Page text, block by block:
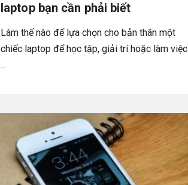
laptop bạn cần phải biết
Làm thế nào để lựa chọn cho bản thân một
chiếc laptop để học tập, giải trí hoặc làm việc
...